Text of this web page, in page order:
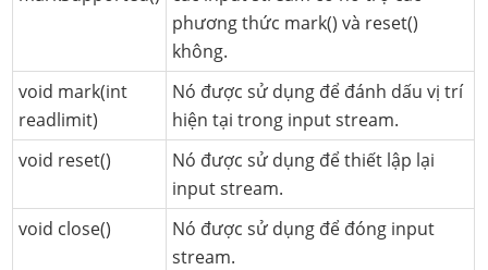
phương thức mark() và reset()
không.
void mark(int
readlimit)
Nó được sử dụng để đánh dấu vị trí
hiện tại trong input stream.
void reset()
Nó được sử dụng để thiết lập lại
input stream.
void close()
Nó được sử dụng để đóng input
stream.